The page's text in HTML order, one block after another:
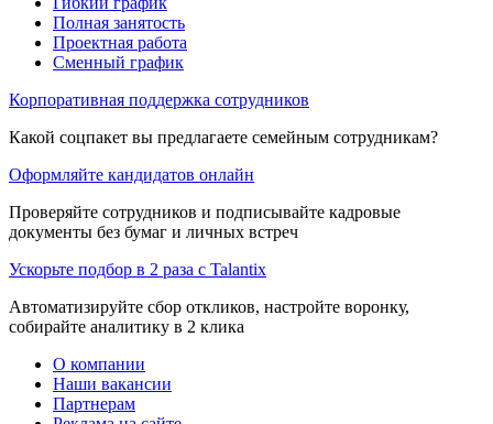
Полная занятость
Проектная работа
Сменный график
Корпоративная поддержка сотрудников
Какой соцпакет вы предлагаете семейным сотрудникам?
Оформляйте кандидатов онлайн
Проверяйте сотрудников и подписывайте кадровые
документы без бумаг и личных встреч
Ускорьте подбор в 2 раза с Talantix
Автоматизируйте сбор откликов, настройте воронку,
собирайте аналитику в 2 клика
О компании
Наши вакансии
Партнерам